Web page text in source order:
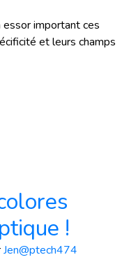
essor important ces
et leurs champs
!
Jen@ptech474